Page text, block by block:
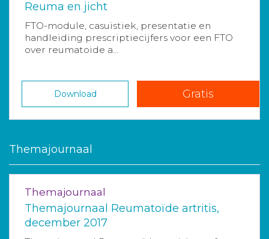
Reuma en jicht
FTO-module, casuïstiek, presentatie en
handleiding prescriptiecijfers voor een FTO
over reumatoide a...
Download Gratis
Themajournaal
Themajournaal
Themajournaal Reumatoïde artritis,
december 2017